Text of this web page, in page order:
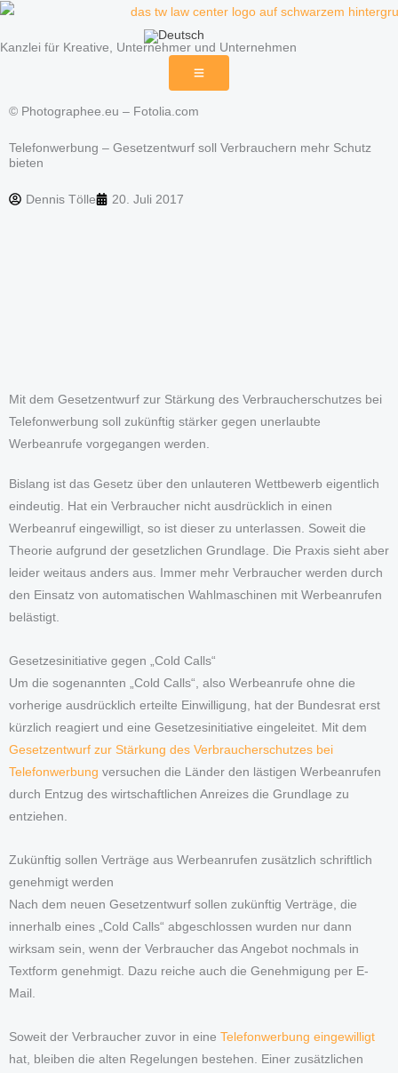
Zum
springen
Kanzlei für Kreative, Unternehmer und Unternehmen
© Photographee.eu – Fotolia.com
Telefonwerbung – Gesetzentwurf soll Verbrauchern mehr Schutz
bieten
Dennis Tölle 20. Juli 2017
Mit dem Gesetzentwurf zur Stärkung des Verbraucherschutzes bei
Telefonwerbung soll zukünftig stärker gegen unerlaubte
Werbeanrufe vorgegangen werden.
Bislang ist das Gesetz über den unlauteren Wettbewerb eigentlich
eindeutig. Hat ein Verbraucher nicht ausdrücklich in einen
Werbeanruf eingewilligt, so ist dieser zu unterlassen. Soweit die
Theorie aufgrund der gesetzlichen Grundlage. Die Praxis sieht aber
leider weitaus anders aus. Immer mehr Verbraucher werden durch
den Einsatz von automatischen Wahlmaschinen mit Werbeanrufen
belästigt.
Gesetzesinitiative gegen „Cold Calls“
Um die sogenannten „Cold Calls“, also Werbeanrufe ohne die
vorherige ausdrücklich erteilte Einwilligung, hat der Bundesrat erst
kürzlich reagiert und eine Gesetzesinitiative eingeleitet. Mit dem
Gesetzentwurf zur Stärkung des Verbraucherschutzes bei
Telefonwerbung versuchen die Länder den lästigen Werbeanrufen
durch Entzug des wirtschaftlichen Anreizes die Grundlage zu
entziehen.
Zukünftig sollen Verträge aus Werbeanrufen zusätzlich schriftlich
genehmigt werden
Nach dem neuen Gesetzentwurf sollen zukünftig Verträge, die
innerhalb eines „Cold Calls“ abgeschlossen wurden nur dann
wirksam sein, wenn der Verbraucher das Angebot nochmals in
Textform genehmigt. Dazu reiche auch die Genehmigung per E-
Mail.
Soweit der Verbraucher zuvor in eine Telefonwerbung eingewilligt
hat, bleiben die alten Regelungen bestehen. Einer zusätzlichen